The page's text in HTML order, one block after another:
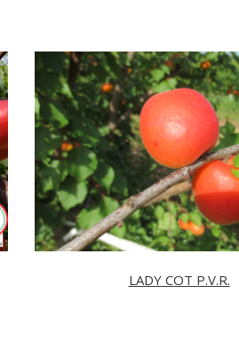
LADY COT P.V.R.